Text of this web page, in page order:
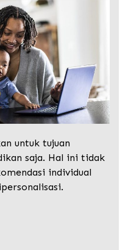
untuk tujuan
saja. Hal ini tidak
individual